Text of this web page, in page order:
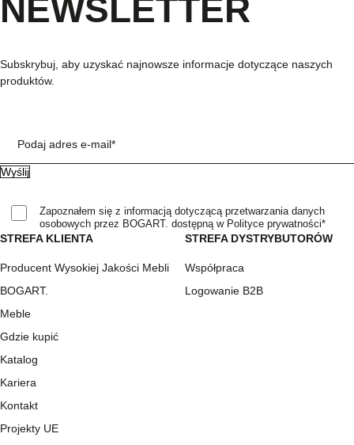
STREFA KLIENTA
Producent Wysokiej Jakości Mebli
BOGART.
Meble
Gdzie kupić
Katalog
Kariera
Kontakt
Projekty UE
STREFA DYSTRYBUTORÓW
Współpraca
Logowanie B2B
NEWSLETTER
Subskrybuj, aby uzyskać najnowsze informacje dotyczące naszych
produktów.
Podaj adres e-mail*
Zapoznałem się z informacją dotyczącą przetwarzania danych
osobowych przez BOGART. dostępną w Polityce prywatności*